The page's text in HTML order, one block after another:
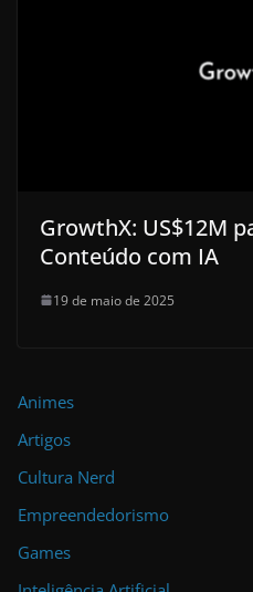
GrowthX: US$12M
Conteúdo com IA
19 de maio de 2025
Animes
Artigos
Cultura Nerd
Empreendedorismo
Games